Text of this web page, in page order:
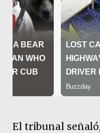
El tribunal